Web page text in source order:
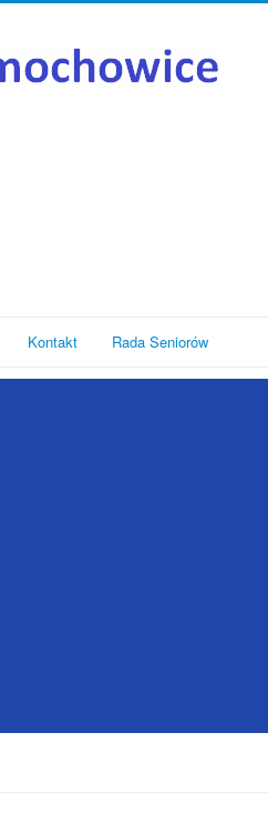
Kontakt Rada Seniorów